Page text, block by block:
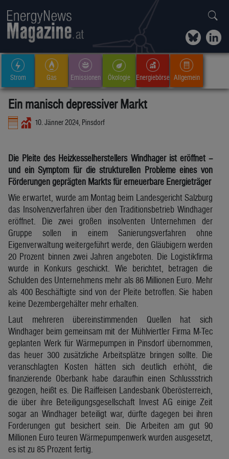
Strom Gas Emissionen Ökologie Energiebörse Allgemein
Ein manisch depressiver Markt
10. Jänner 2024, Pinsdorf
Die Pleite des Heizkesselherstellers Windhager ist eröffnet –
und ein Symptom für die strukturellen Probleme eines von
Förderungen geprägten Markts für erneuerbare Energieträger
Wie erwartet, wurde am Montag beim Landesgericht Salzburg
das Insolvenzverfahren über den Traditionsbetrieb Windhager
eröffnet. Die zwei großen insolventen Unternehmen der
Gruppe sollen in einem Sanierungsverfahren ohne
Eigenverwaltung weitergeführt werde, den Gläubigern werden
20 Prozent binnen zwei Jahren angeboten. Die Logistikfirma
wurde in Konkurs geschickt. Wie berichtet, betragen die
Schulden des Unternehmens mehr als 86 Millionen Euro. Mehr
als 400 Beschäftigte sind von der Pleite betroffen. Sie haben
keine Dezembergehälter mehr erhalten.
Laut mehreren übereinstimmenden Quellen hat sich
Windhager beim gemeinsam mit der Mühlviertler Firma M-Tec
geplanten Werk für Wärmepumpen in Pinsdorf übernommen,
das heuer 300 zusätzliche Arbeitsplätze bringen sollte. Die
veranschlagten Kosten hätten sich deutlich erhöht, die
finanzierende Oberbank habe daraufhin einen Schlussstrich
gezogen, heißt es. Die Raiffeisen Landesbank Oberösterreich,
die über ihre Beteiligungsgesellschaft Invest AG einige Zeit
sogar an Windhager beteiligt war, dürfte dagegen bei ihren
Forderungen gut besichert sein. Die Arbeiten am gut 90
Millionen Euro teuren Wärmepumpenwerk wurden ausgesetzt,
es ist zu 85 Prozent fertig.